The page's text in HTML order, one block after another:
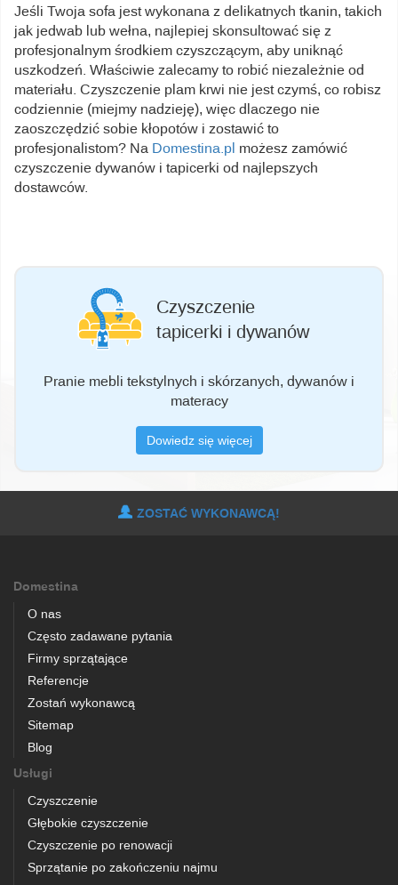
Jeśli Twoja sofa jest wykonana z delikatnych tkanin, takich
jak jedwab lub wełna, najlepiej skonsultować się z
profesjonalnym środkiem czyszczącym, aby uniknąć
uszkodzeń. Właściwie zalecamy to robić niezależnie od
materiału. Czyszczenie plam krwi nie jest czymś, co robisz
codziennie (miejmy nadzieję), więc dlaczego nie
zaoszczędzić sobie kłopotów i zostawić to
profesjonalistom? Na Domestina.pl możesz zamówić
czyszczenie dywanów i tapicerki od najlepszych
dostawców.
Czyszczenie
tapicerki i dywanów
Pranie mebli tekstylnych i skórzanych, dywanów i
materacy
Dowiedz się więcej
ZOSTAĆ WYKONAWCĄ!
Domestina
O nas
Często zadawane pytania
Firmy sprzątające
Referencje
Zostań wykonawcą
Sitemap
Blog
Usługi
Czyszczenie
Głębokie czyszczenie
Czyszczenie po renowacji
Sprzątanie po zakończeniu najmu